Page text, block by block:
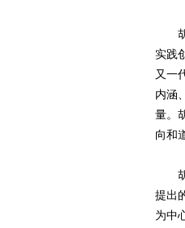
胡
实践
又一
内涵
量。
向和
胡
提出
为中